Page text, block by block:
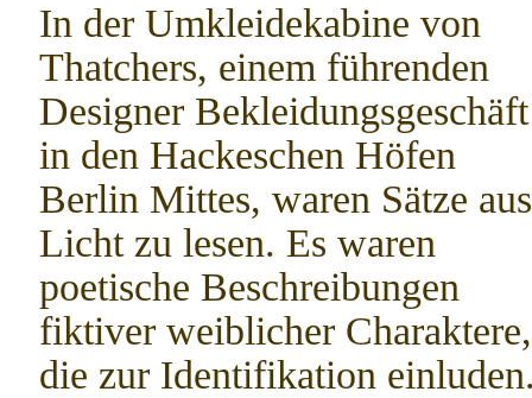
In der Umkleidekabine von
Thatchers, einem führenden
Designer Bekleidungsgeschäft
in den Hackeschen Höfen
Berlin Mittes, waren Sätze aus
Licht zu lesen. Es waren
poetische Beschreibungen
fiktiver weiblicher Charaktere,
die zur Identifikation